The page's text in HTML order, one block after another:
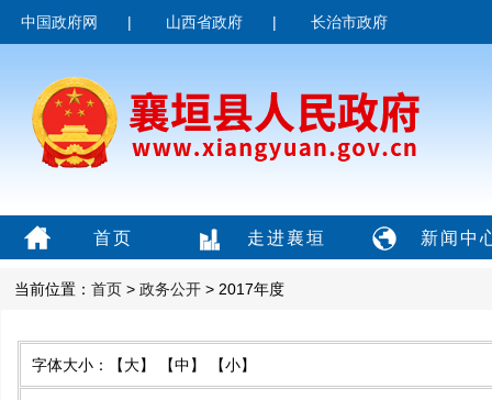
中国政府网 | 山西省政府 | 长治市政府
首页 走进襄垣 新闻中
当前位置： 首页 > 政务公开 > 2017年度
字体大小： 【大】 【中】 【小】